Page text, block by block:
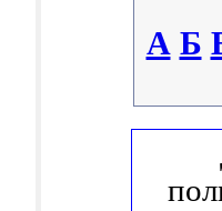
А Б